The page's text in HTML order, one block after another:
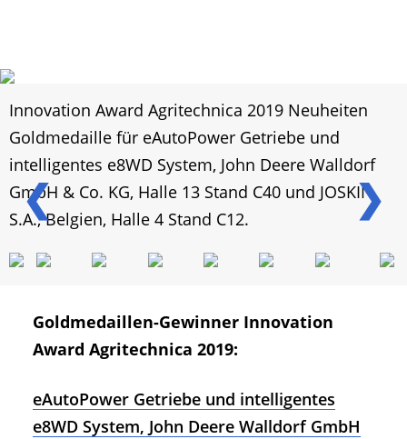
❮ ❯
Innovation Award Agritechnica 2019 Neuheiten
Goldmedaille für eAutoPower Getriebe und
intelligentes e8WD System, John Deere Walldorf
GmbH & Co. KG, Halle 13 Stand C40 und JOSKIN
S.A., Belgien, Halle 4 Stand C12.
Goldmedaillen-Gewinner Innovation
Award Agritechnica 2019:
eAutoPower Getriebe und intelligentes
e8WD System, John Deere Walldorf GmbH